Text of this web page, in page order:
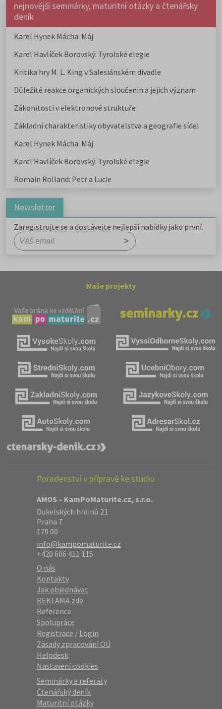
nejnovější seminárky, maturitní otázky a čtenářsky
deník
Karel Hynek Mácha: Máj
Karel Havlíček Borovský: Tyrolské elegie
Kritika hry M. L. King v Salesiánském divadle
Důležité reakce organických sloučenin a jejich význam
Zákonitosti v elektronové struktuře
Základní charakteristiky obyvatelstva a geografie sídel
Karel Hynek Mácha: Máj
Karel Havlíček Borovský: Tyrolské elegie
Romain Rolland: Petr a Lucie
Newsletter
Zaregistrujte se a dostávejte nejlepší nabídky jako první.
Naše projekty
Poradenství v přípravě ke studiu
AMOS – KamPoMaturite.cz, s.r.o.
Dukelských hrdinů 21
Praha 7
170 00
info@kampomaturite.cz
+420 606 411 115
O nás
Kontakty
Jak objednávat
REKLAMA zde
Reference
Spolupráce
Registrace / Login
Zásady zpracování OÚ
Helpdesk
Nastavení cookies
Seminárky a referáty
Čtenářský deník
Maturitní otázky